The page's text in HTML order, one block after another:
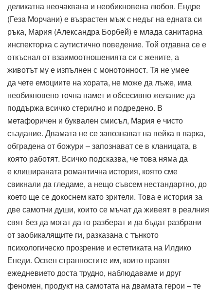
деликатна неочаквана и необикновена любов. Ендре
(Геза Морчани) е възрастен мъж с недъг на едната си
ръка, Мария (Александра Борбей) е млада санитарна
инспекторка с аутистично поведение. Той отдавна се е
откъснал от взаимоотношенията си с жените, а
животът му е изпълнен с монотонност. Тя не умее
да чете емоциите на хората, не може да лъже, има
необикновено точна памет и обсесивно желание да
поддържа всичко стерилно и подредено. В
метафоричен и буквален смисъл, Мария е чисто
създание. Двамата не се запознават на пейка в парка,
обградена от божури – запознават се в кланицата, в
която работят. Всичко подсказва, че това няма да
е клишираната романтична история, която сме
свикнали да гледаме, а нещо съвсем нестандартно, до
което ще се докоснем като зрители. Това е история за
две самотни души, които се мъчат да живеят в реалния
свят без да могат да го разберат и да бъдат разбрани
от заобикалящите ги, разказана с тънкото
психологическо прозрение и естетиката на Илдико
Енеди. Освен странностите им, които правят
ежедневието доста трудно, наблюдаваме и друг
феномен, продукт на самотата на двамата герои – те